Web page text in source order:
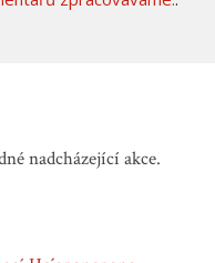
nadcházející akce.